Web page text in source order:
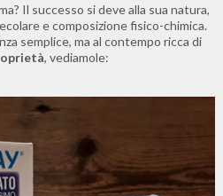
Il successo si deve alla sua natura,
e composizione fisico-chimica.
semplice, ma al contempo ricca di
, vediamole: